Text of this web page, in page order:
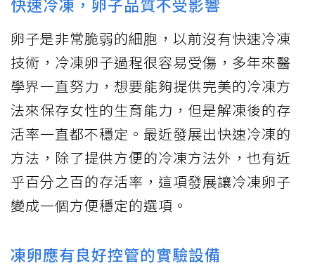
卵子是非常脆弱的細胞，以前沒有快速冷凍
技術，冷凍卵子過程很容易受傷，多年來醫
學界一直努力，想要能夠提供完美的冷凍方
法來保存女性的生育能力，但是解凍後的存
活率一直都不穩定。最近發展出快速冷凍的
方法，除了提供方便的冷凍方法外，也有近
乎百分之百的存活率，這項發展讓冷凍卵子
變成一個方便穩定的選項。
凍卵應有良好控管的實驗設備